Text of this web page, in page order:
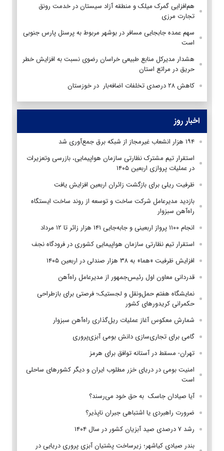
هم‌افزایی گمرک میلک و منطقه آزاد سیستان در خدمت رونق
تجارت مرزی
سهم عمده جابجایی‌ مسافر در بوشهر مربوط به پرسنل پارس جنوبی
است
هشدار مدیرکل منابع طبیعی خراسان رضوی نسبت به افزایش خطر
حریق در مراتع استان
کاهش ۲۸ درصدی تخلفات اضافه‌بار در خوزستان
اخبار روز
۱۹۴ هزار انشعاب غیرمجاز از شبکه برق جمع‌آوری شد
استقرار تیم مشترک نظارتی سازمان هواپیمایی، بازرسی وتعزیرات
در عملیات پروازی اربعین ۱۴۰۵
ظرفیت ریلی برای بازگشت زائران اربعین افزایش یافت
بازدید مدیرعامل شرکت ساخت و توسعه از روند ساخت ایستگاه
راه‌آهن سبزوار
انجام ۱۱۰۰ پرواز اربعینی و جابه‌جایی ۱۴۱ هزار زائر تا ۱۲ مرداد
استقرار تیم‌ نظارتی سازمان هواپیمایی کشوری در فرودگاه نجف
افزایش ظرفیت «هما» به ۳۸ هزار صندلی در اربعین ۱۴۰۵
قدردانی معاون اول رئیس‌جمهور از مدیرعامل راه‌آهن
نمایشگاه هفتم حمل‌ونقل و لجستیک؛ فرصتی برای بازطراحی
حکمرانی کریدورهای کشور
شمارش معکوس آغاز عملیات ریل‌گذاری راه‌آهن سبزوار
گامی برای تجاری‌سازی دانش بومی آبزی‌پروری
تهران- مسقط در آستانه توافق برای هرمز
امنیت بومی در دریای خزر مطلوب ایران و دیگر کشورهای ساحلی
است
آیا صیادان جاسک به حق خود می‌رسند؟
ضرورت راهبردی یا اشتباهی جبران ناپذیر؟
رشد ۷ درصدی صید آبزیان کشور در سال ۱۴۰۴
بندر صیادی کیاشهر؛ زیرساخت پشتیان آبزی پروری دریایی در